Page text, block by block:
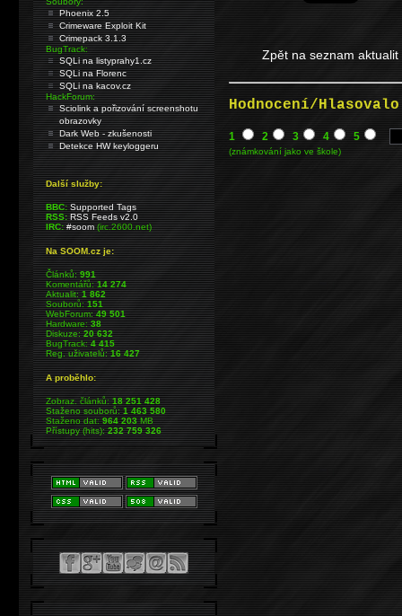
Zpět na seznam aktualit
Hodnocení/
1 2 3 4 5
(známkování jako ve škole)
Phoenix 2.5
Crimeware Exploit Kit
Crimepack 3.1.3
BugTrack:
SQLi na listyprahy1.cz
SQLi na Florenc
SQLi na kacov.cz
HackForum:
Sciolink a pořizování screenshotu
obrazovky
Dark Web - zkušenosti
Detekce HW keyloggeru
Další služby:
BBC: Supported Tags
RSS: RSS Feeds v2.0
IRC: #soom(irc.2600.net)
Na SOOM.cz je:
Článků:991
Komentářů:14 274
Aktualit:1 862
Souborů:151
WebForum:49 501
Hardware:38
Diskuze:20 632
BugTrack:4 415
Reg. uživatelů:16 427
A proběhlo:
Zobraz. článků:18 251 428
Staženo souborů:1 463 580
Staženo dat:964 203MB
Přístupy (hits):232 759 326